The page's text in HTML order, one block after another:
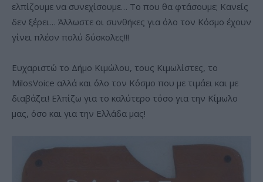
ελπίζουμε να συνεχίσουμε… Το που θα φτάσουμε; Κανείς
δεν ξέρει… Άλλωστε οι συνθήκες για όλο τον Κόσμο έχουν
γίνει πλέον πολύ δύσκολες!!!
Ευχαριστώ το Δήμο Κιμώλου, τους Κιμωλίστες, το
MilosVoice αλλά και όλο τον Κόσμο που με τιμάει και με
διαβάζει! Ελπίζω για το καλύτερο τόσο για την Κίμωλο
μας, όσο και για την Ελλάδα μας!